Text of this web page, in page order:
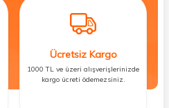
Ücretsiz Kargo
1000 TL ve üzeri alışverişlerinizde
kargo ücreti ödemezsiniz.